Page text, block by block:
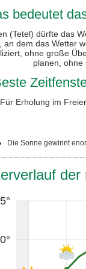
bedeutet
(Tetel) dürfte das
an dem das Wetter
ohne große
planen, ohne
Für Erholung im
Die Sonne gewinnt
der